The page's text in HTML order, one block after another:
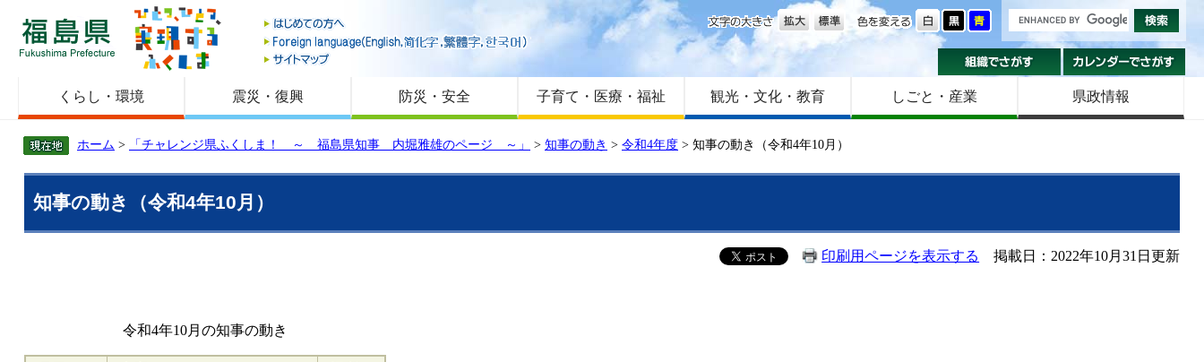
福島県
はじめての方へ
Foreign language
サイトマップ
色を変える
文字の大きさ
組織でさがす
くらし・環境 震災・復興 防災・安全 子育て・医療・福祉 観光・文化・教育 しごと・産業 県政情報
ホーム > 「チャレンジ県ふくしま！ ～ 福島県知事 内堀雅雄のページ ～」 > 知事の動き > 令和4年度 > 知事の動き（令和4年10月）
知事の動き（令和4年10月）
印刷用ページを表示する 掲載日：2022年10月31日更新
令和4年10月の知事の動き